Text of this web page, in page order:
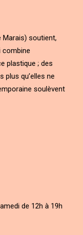
Marais) soutient,
combine
plastique ; des
plus qu’elles ne
soulèvent
de 12h à 19h